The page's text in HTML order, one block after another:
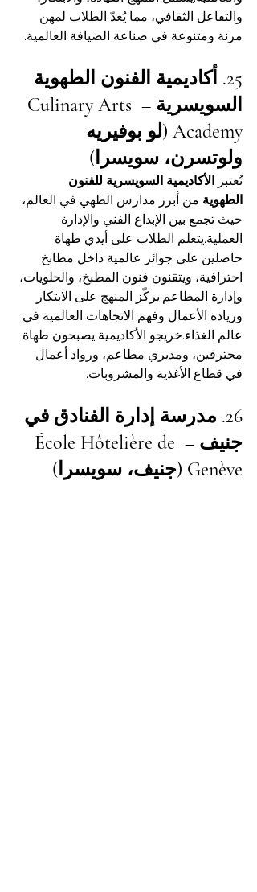
والتفاعل الثقافي، مما يُعدّ الطلاب لمهن
مرنة ومتنوعة في صناعة الضيافة العالمية.
25. أكاديمية الفنون الطهوية
السويسرية – Culinary Arts
Academy (لو بوفيريه
ولوتسرن، سويسرا)
تُعتبر الأكاديمية السويسرية للفنون
الطهوية من أبرز مدارس الطهي في العالم،
حيث تجمع بين الإبداع الفني والإدارة
العملية.يتعلم الطلاب على أيدي طهاة
حاصلين على جوائز عالمية داخل مطابخ
احترافية، ويتقنون فنون المطبخ، والحلويات،
وإدارة المطاعم.يركّز المنهج على الابتكار
وريادة الأعمال وفهم الاتجاهات العالمية في
عالم الغذاء.خريجو الأكاديمية يصبحون طهاة
محترفين، ومديري مطاعم، ورواد أعمال
في قطاع الأغذية والمشروبات.
26. مدرسة إدارة الفنادق في
جنيف – École Hôtelière de
Genève (جنيف، سويسرا)